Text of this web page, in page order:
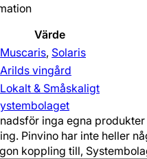
Värde
Muscaris, Solaris
Arilds vingård
Lokalt & Småskaligt
inga egna
Pinvino har inte heller
koppling till,